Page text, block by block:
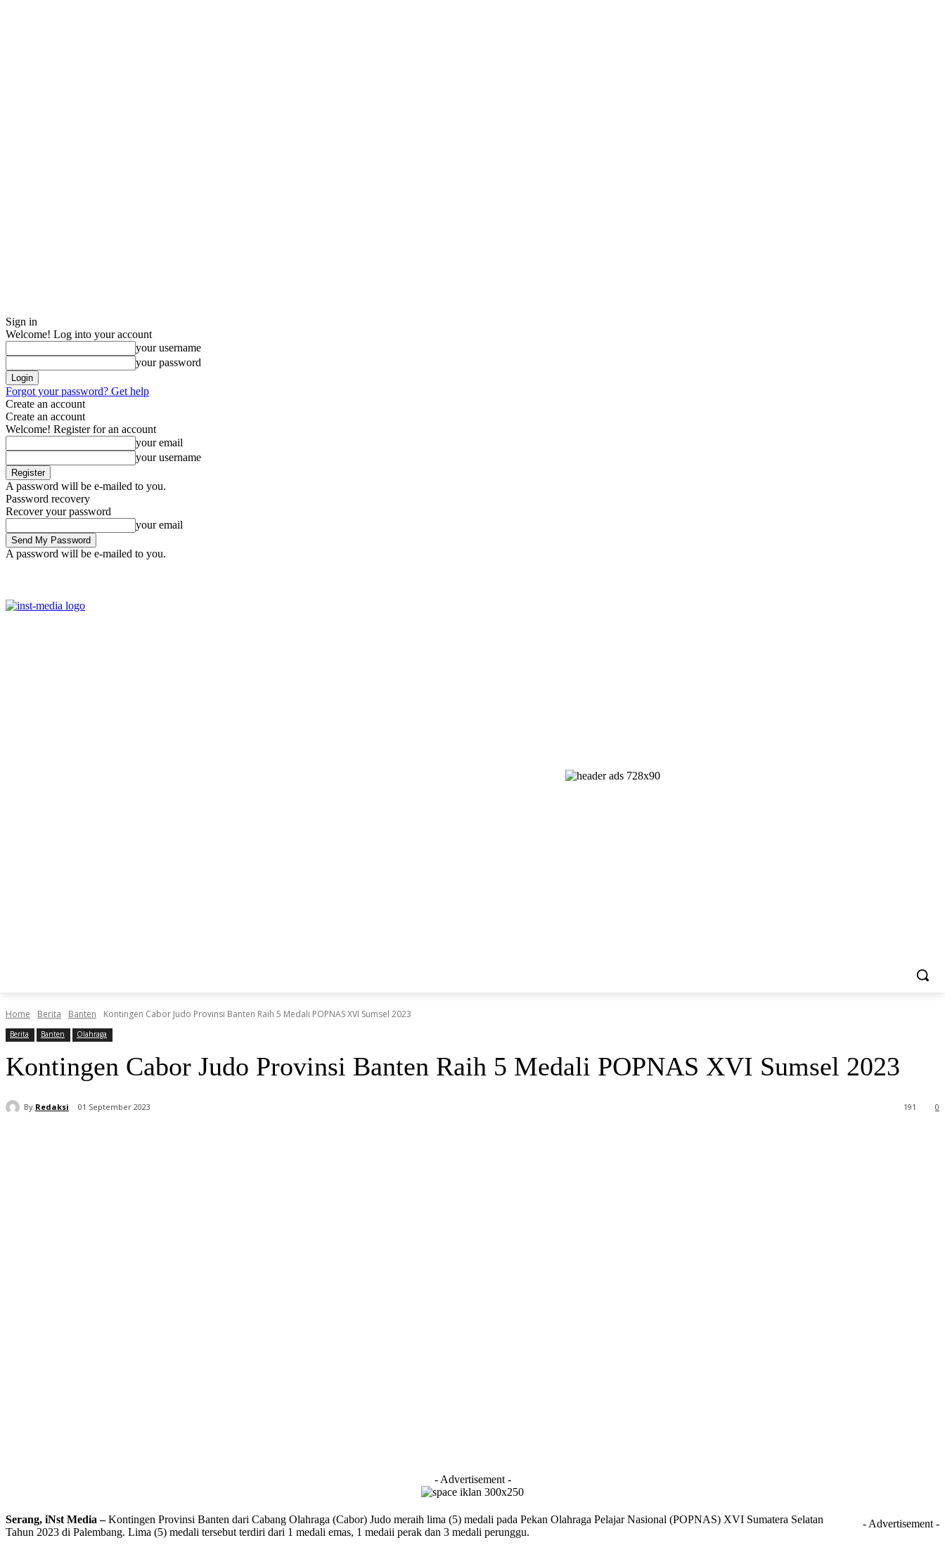
Sign in
Welcome! Log into your account
your username
your password
Forgot your password? Get help
Create an account
Create an account
Welcome! Register for an account
your email
your username
A password will be e-mailed to you.
Password recovery
Recover your password
your email
A password will be e-mailed to you.
Home Berita Banten Kontingen Cabor Judo Provinsi Banten Raih 5 Medali POPNAS XVI Sumsel 2023
Berita Banten Olahraga
Kontingen Cabor Judo Provinsi Banten Raih 5 Medali POPNAS XVI Sumsel 2023
By Redaksi 01 September 2023 0
191
- Advertisement -
- Advertisement -
Serang, iNst Media –Kontingen Provinsi Banten dari Cabang Olahraga (Cabor) Judo meraih lima (5) medali pada Pekan Olahraga Pelajar Nasional (POPNAS) XVI Sumatera Selatan
Tahun 2023 di Palembang. Lima (5) medali tersebut terdiri dari 1 medali emas, 1 medaii perak dan 3 medali perunggu.